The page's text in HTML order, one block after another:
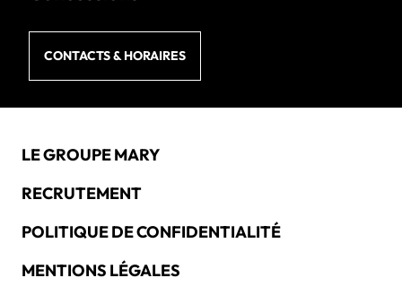
CONTACTS & HORAIRES
LE GROUPE MARY
RECRUTEMENT
POLITIQUE DE CONFIDENTIALITÉ
MENTIONS LÉGALES